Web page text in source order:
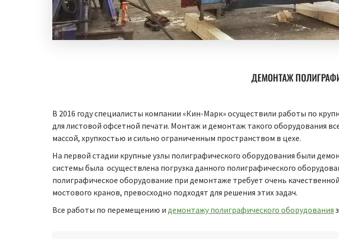
ДЕМОНТАЖ
В 2016 году специалисты компании «Кин-Марк» осуществили работы по
для листовой офсетной печати. Монтаж и демонтаж такого оборудования
массой, хрупкостью и сильно ограниченным пространством в цехе.
На первой стадии крупные узлы полиграфического оборудования были
системы была осуществлена погрузка данного полиграфического
полиграфическое оборудование при демонтаже требует очень
мостового кранов, превосходно подходят для решения этих задач.
Все работы по перемещению и демонтажу полиграфического оборудования